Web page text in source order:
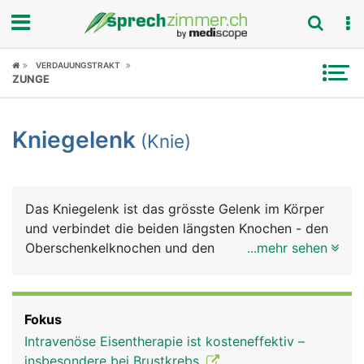
Fokus
Symptome
News
Rubriken
VERDAUUNGSTRAKT
ZUNGE
Kniegelenk (Knie)
Das Kniegelenk ist das grösste Gelenk im Körper
und verbindet die beiden längsten Knochen - den
Oberschenkelknochen und den
ist eine komplizierte Konstruktion aus Knochen,
Knorpel, Bändern und Sehnen. Genau betrachtet ist
...mehr sehen
Fokus
Intravenöse Eisentherapie ist kosteneffektiv –
insbesondere bei Brustkrebs